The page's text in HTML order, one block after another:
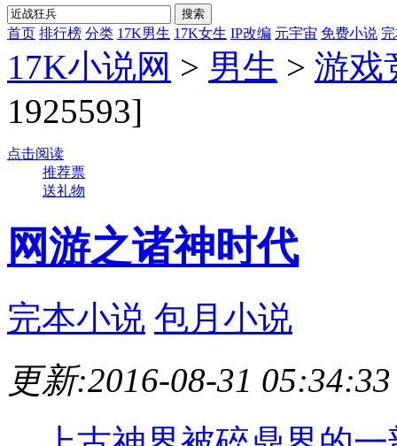
首页 排行榜 分类 17K男生 17K女生 IP改编 元宇宙 免费小说
17K小说网 > 男生 > 游戏
1925593]
点击阅读
推荐票
送礼物
网游之诸神时代
完本小说 包月小说
更新:2016-08-31 05:34:33